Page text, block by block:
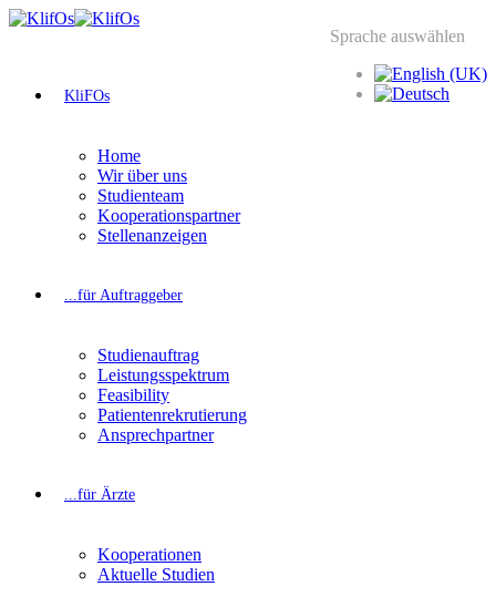
Sprache auswählen
KliFOs
Home
Wir über uns
Studienteam
Kooperationspartner
Stellenanzeigen
...für Auftraggeber
Studienauftrag
Leistungsspektrum
Feasibility
Patientenrekrutierung
Ansprechpartner
...für Ärzte
Kooperationen
Aktuelle Studien